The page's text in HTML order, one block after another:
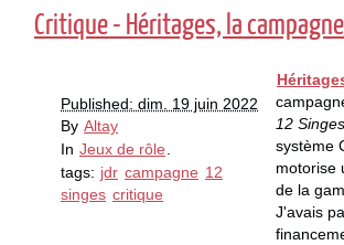
Critique - Héritages, la
Published: dim. 19 juin 2022
By Altay
In Jeux de rôle
tags: jdr campagne 12
singes critique
12 Singes
système
motorise
de la
J'avais